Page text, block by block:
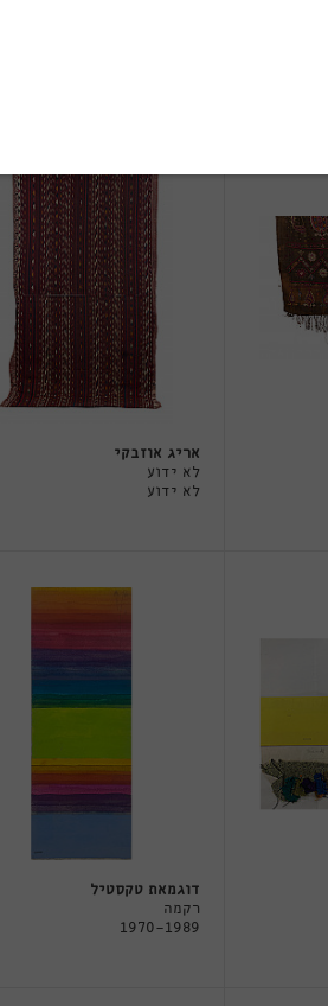
אריג אוזבקי
לא ידוע
לא ידוע
דוגמאת טקסטיל
רקמה
1970-1989